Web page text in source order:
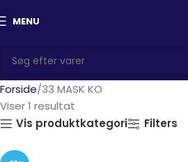
MENU
Forside 33 MASK KO
Viser 1 resultat
Vis produktkategori
Filters